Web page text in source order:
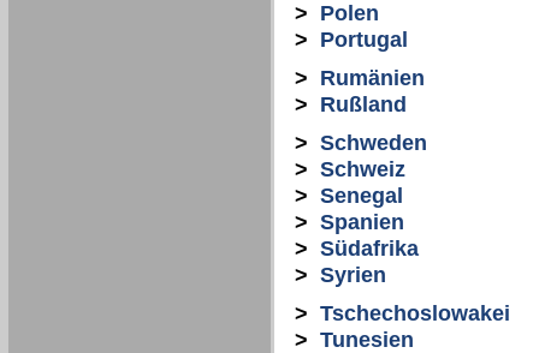
> Polen
> Portugal
> Rumänien
> Rußland
> Schweden
> Schweiz
> Senegal
> Spanien
> Südafrika
> Syrien
> Tschechoslowakei
> Tunesien